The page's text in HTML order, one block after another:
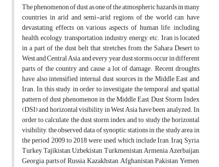
The phenomenon of dust as one of the atmospheric hazards in many
countries in arid and semi-arid regions of the world can have
devastating effects on various aspects of human life, including
health, ecology, transportation, industry, energy, etc. Iran is located
in a part of the dust belt that stretches from the Sahara Desert to
West and Central Asia, and every year dust storms occur in different
parts of the country and cause a lot of damage. Recent droughts
have also intensified internal dust sources in the Middle East and
Iran. In this study, in order to investigate the temporal and spatial
pattern of dust phenomenon in the Middle East, Dust Storm Index
(DSI) and horizontal visibility in West Asia have been analyzed. In
order to calculate the dust storm index and to study the horizontal
visibility, the observed data of synoptic stations in the study area in
the period 2009 to 2018 were used, which include Iran, Iraq, Syria,
Turkey, Tajikistan, Uzbekistan, Turkmenistan, Armenia, Azerbaijan,
Georgia, parts of Russia, Kazakhstan, Afghanistan, Pakistan, Yemen,